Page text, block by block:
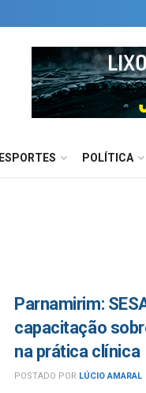
ESPORTES POLÍTICA
Parnamirim:
capacitação
na prática clínica
POSTADO POR LÚCIO AMARAL